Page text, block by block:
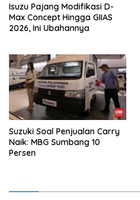
Isuzu Pajang Modifikasi D-
Max Concept Hingga GIIAS
2026, Ini Ubahannya
Suzuki Soal Penjualan Carry
Naik: MBG Sumbang 10
Persen